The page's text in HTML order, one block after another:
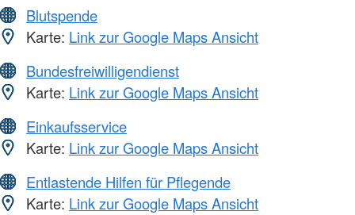
Blutspende
Karte: Link zur Google Maps Ansicht
Bundesfreiwilligendienst
Karte: Link zur Google Maps Ansicht
Einkaufsservice
Karte: Link zur Google Maps Ansicht
Entlastende Hilfen für Pflegende
Karte: Link zur Google Maps Ansicht